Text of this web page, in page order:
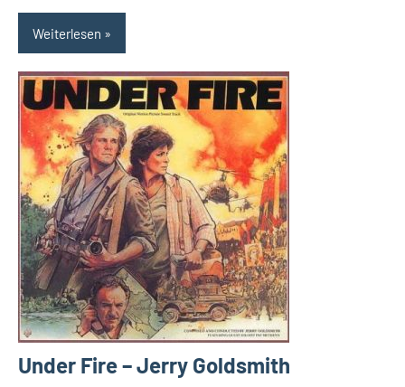
Weiterlesen
Under Fire – Jerry Goldsmith